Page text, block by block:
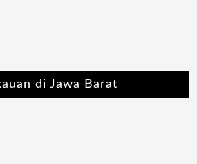
di Jawa Barat